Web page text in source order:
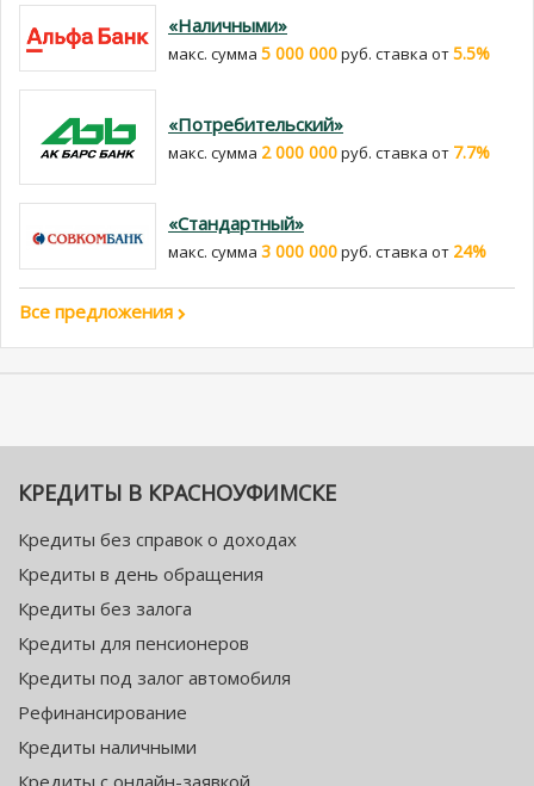
«Наличными»
макс. сумма 5 000 000руб. cтавка от5.5%
«Потребительский»
макс. сумма 2 000 000руб. cтавка от 7.7%
«Стандартный»
макс. сумма 3 000 000руб. cтавка от 24%
Все предложения
КРЕДИТЫ В КРАСНОУФИМСКЕ
Кредиты без справок о доходах
Кредиты в день обращения
Кредиты без залога
Кредиты для пенсионеров
Кредиты под залог автомобиля
Рефинансирование
Кредиты наличными
Кредиты с онлайн-заявкой